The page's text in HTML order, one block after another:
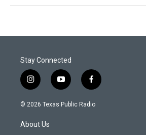
Stay Connected
i
n
s
g
y
o
u
f
a
c
© 2026 Texas Public Radio
About Us